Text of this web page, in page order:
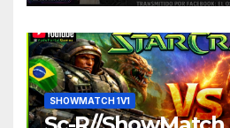
SHOWMATCH 1V1